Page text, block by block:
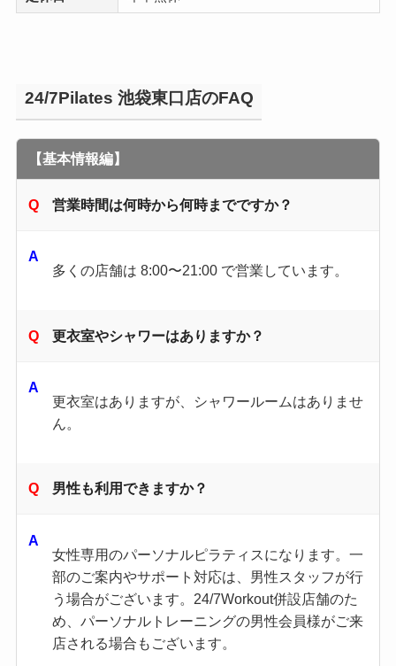
24/7Pilates 池袋東口店のFAQ
【基本情報編】
営業時間は何時から何時までですか？
多くの店舗は 8:00〜21:00 で営業しています。
更衣室やシャワーはありますか？
更衣室はありますが、シャワールームはありませ
ん。
男性も利用できますか？
女性専用のパーソナルピラティスになります。一
部のご案内やサポート対応は、男性スタッフが行
う場合がございます。24/7Workout併設店舗のた
め、パーソナルトレーニングの男性会員様がご来
店される場合もございます。